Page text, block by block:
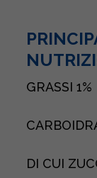
GRASSI 1%
DI CUI